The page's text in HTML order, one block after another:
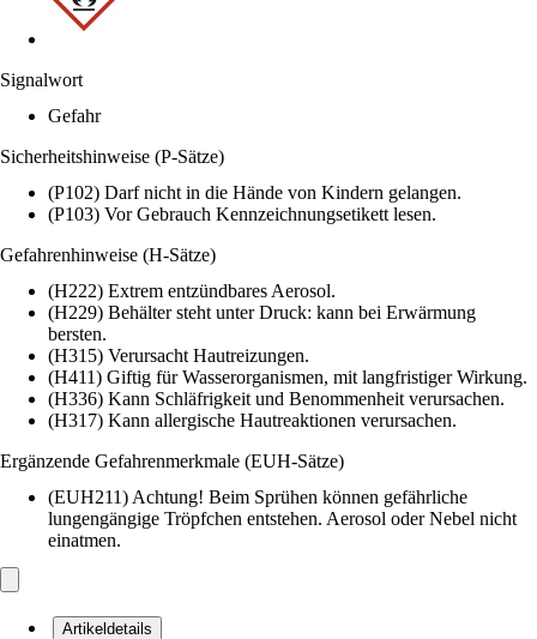
Signalwort
Gefahr
Sicherheitshinweise (P-Sätze)
(P102) Darf nicht in die Hände von Kindern gelangen.
(P103) Vor Gebrauch Kennzeichnungsetikett lesen.
Gefahrenhinweise (H-Sätze)
(H222) Extrem entzündbares Aerosol.
(H229) Behälter steht unter Druck: kann bei Erwärmung
bersten.
(H315) Verursacht Hautreizungen.
(H411) Giftig für Wasserorganismen, mit langfristiger Wirkung.
(H336) Kann Schläfrigkeit und Benommenheit verursachen.
(H317) Kann allergische Hautreaktionen verursachen.
Ergänzende Gefahrenmerkmale (EUH-Sätze)
(EUH211) Achtung! Beim Sprühen können gefährliche
lungengängige Tröpfchen entstehen. Aerosol oder Nebel nicht
einatmen.
Artikeldetails